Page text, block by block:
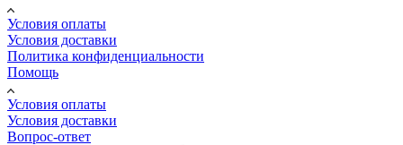
Условия оплаты
Условия доставки
Политика конфиденциальности
Помощь
Условия оплаты
Условия доставки
Вопрос-ответ